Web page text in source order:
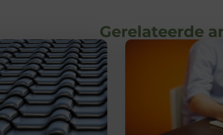
Gerelateerde